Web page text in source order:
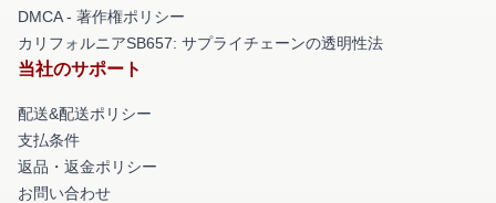
DMCA - 著作権ポリシー
カリフォルニアSB657: サプライチェーンの透明性法
当社のサポート
配送&配送ポリシー
支払条件
返品・返金ポリシー
お問い合わせ